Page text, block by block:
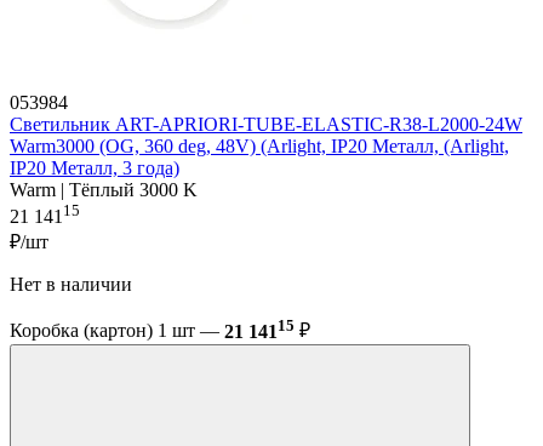
053984
Светильник ART-APRIORI-TUBE-ELASTIC-R38-L2000-24W
Warm3000 (OG, 360 deg, 48V) (Arlight, IP20 Металл, (Arlight,
IP20 Металл, 3 года)
Warm | Тёплый 3000 K
21 14115
₽/шт
Нет в наличии
Коробка (картон) 1 шт — 21 141 15 ₽